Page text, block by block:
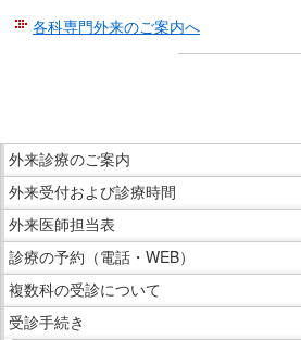
各科専門外来のご案内へ
で
本
文
で
す。
こ
こ
か
ら
サ
イ
ド
メ
外来診療のご案内
外来受付および診療時間
外来医師担当表
診療の予約（電話・WEB）
複数科の受診について
受診手続き